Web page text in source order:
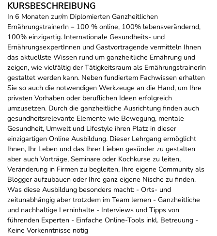
KURSBESCHREIBUNG
In 6 Monaten zur/m Diplomierten Ganzheitlichen
ErnährungstrainerIn – 100 % online, 100% lebensverändernd,
100% einzigartig. Internationale Gesundheits- und
ErnährungsexpertInnen und Gastvortragende vermitteln Ihnen
das aktuellste Wissen rund um ganzheitliche Ernährung und
zeigen, wie vielfältig der Tätigkeitsraum als ErnährungstrainerIn
gestaltet werden kann. Neben fundiertem Fachwissen erhalten
Sie so auch die notwendigen Werkzeuge an die Hand, um Ihre
privaten Vorhaben oder beruflichen Ideen erfolgreich
umzusetzen. Durch die ganzheitliche Ausrichtung finden auch
gesundheitsrelevante Elemente wie Bewegung, mentale
Gesundheit, Umwelt und Lifestyle ihren Platz in dieser
einzigartigen Online Ausbildung. Dieser Lehrgang ermöglicht
Ihnen, Ihr Leben und das Ihrer Lieben gesünder zu gestalten
aber auch Vorträge, Seminare oder Kochkurse zu leiten,
Veränderung in Firmen zu begleiten, Ihre eigene Community als
Blogger aufzubauen oder Ihre ganz eigene Nische zu finden.
Was diese Ausbildung besonders macht: - Orts- und
zeitunabhängig aber trotzdem im Team lernen - Ganzheitliche
und nachhaltige Lerninhalte - Interviews und Tipps von
führenden Experten - Einfache Online-Tools inkl. Betreuung -
Keine Vorkenntnisse nötig